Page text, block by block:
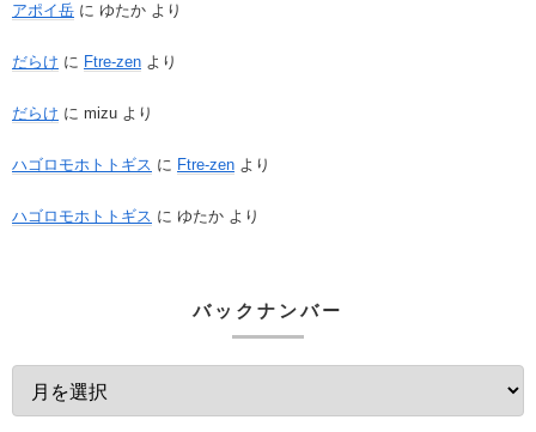
アポイ岳 に ゆたか より
だらけ に Ftre-zen より
だらけ に mizu より
ハゴロモホトトギス に Ftre-zen より
ハゴロモホトトギス に ゆたか より
バックナンバー